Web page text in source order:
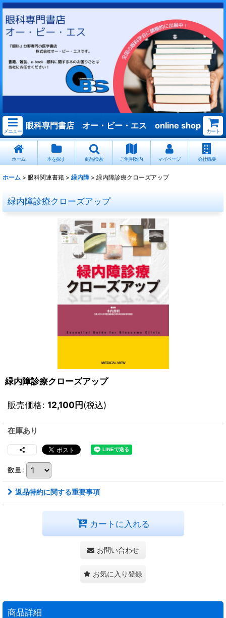
メニュー
眼科専門書店 オー・ビー・エス online shop
カート
ホーム 本を探す 商品検索 ご利用案内 マイページ 会社概要
ホーム > 眼科関連書籍 > 緑内障 > 緑内障診療クローズアップ
緑内障診療クローズアップ
緑内障診療クローズアップ
販売価格: 12,100円(税込)
在庫あり
数量:
返品特約に関する重要事項
カートに入れる
お問い合わせ
お気に入り登録
商品詳細